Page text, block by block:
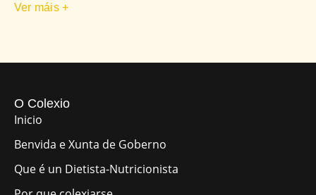
Ver máis +
O Colexio
Inicio
Benvida e Xunta de Goberno
Que é un Dietista-Nutricionista